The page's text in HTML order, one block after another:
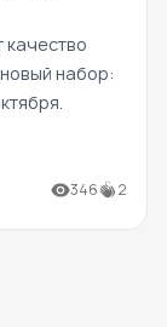
набор:
346 2